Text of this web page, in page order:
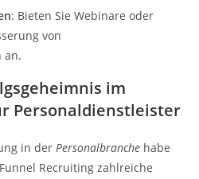
: Bieten Sie Webinare oder
von
an.
im
Personaldienstleister
in derPersonalbranche habe
Recruiting zahlreiche